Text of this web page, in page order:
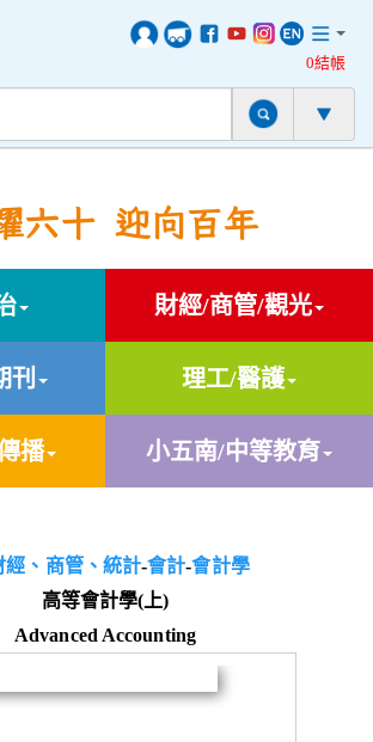
0結帳
六十 迎向百年
財經/商管/觀光
刊 理工/醫護
播 小五南/中等教育
經、商管、統計-會計-會計學
高等會計學(上)
Advanced Accounting